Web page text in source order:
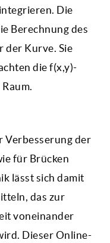
Die
Berechnung des
der Kurve. Sie
die f(x,y)-
Verbesserung der
für Brücken
lässt sich damit
das zur
voneinander
Dieser Online-